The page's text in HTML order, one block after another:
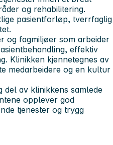
og rehabilitering.
pasientforløp, tverrfaglig
og fagmiljøer som arbeider
effektiv
Klinikken kjennetegnes av
medarbeidere og en kultur
av klinikkens samlede
opplever god
tjenester og trygg